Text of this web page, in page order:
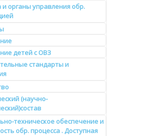
и органы управления обр.
детей с ОВЗ
стандарты и
(научно-
техническое обеспечение и
обр. процесса . Доступная